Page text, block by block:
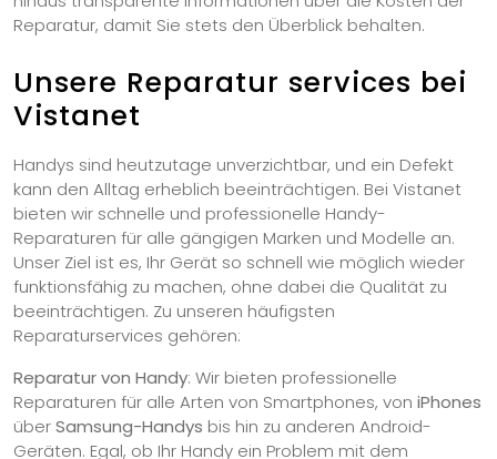
Reparatur, damit Sie stets den Überblick behalten.
Unsere Reparatur services bei
Vistanet
Handys sind heutzutage unverzichtbar, und ein Defekt
kann den Alltag erheblich beeinträchtigen. Bei Vistanet
bieten wir schnelle und professionelle Handy-
Reparaturen für alle gängigen Marken und Modelle an.
Unser Ziel ist es, Ihr Gerät so schnell wie möglich wieder
funktionsfähig zu machen, ohne dabei die Qualität zu
beeinträchtigen. Zu unseren häufigsten
Reparaturservices gehören:
Reparatur von Handy: Wir bieten professionelle
Reparaturen für alle Arten von Smartphones, von iPhones
überSamsung-Handys bis hin zu anderen Android-
Geräten. Egal, ob Ihr Handy ein Problem mit dem